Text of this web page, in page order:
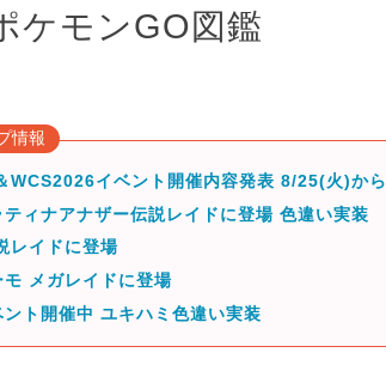
ケモンGO図鑑
情報
WCS2026イベント開催内容発表 8/25(火)から
ティナアナザー伝説レイドに登場 色違い実装
レイドに登場
モ メガレイドに登場
ト開催中 ユキハミ色違い実装